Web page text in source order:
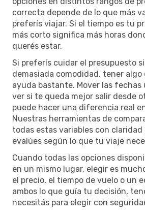
correcta depende de lo que más
preferís viajar. Si el tiempo es tu
más corto significa más horas
querés estar.
Si preferís cuidar el presupuesto
demasiada comodidad, tener
ayuda bastante. Mover las fechas
ver si te queda mejor salir desde
puede hacer una diferencia real
Nuestras herramientas de
todas estas variables con claridad
evalúes según lo que tu viaje
Cuando todas las opciones
en un mismo lugar, elegir es
el precio, el tiempo de vuelo o un
ambos lo que guía tu decisión,
necesitás para elegir con